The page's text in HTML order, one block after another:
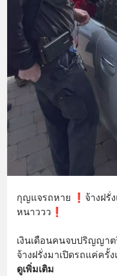
กุญแจรถหาย ❗️จ้างฝรั่
หนาววว❗️
เงินเดือนคนจบปริญญา
จ้างฝรั่งมาเปิดรถแค่ครั้
ดูเพิ่มเติม